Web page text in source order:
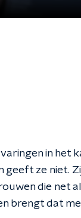
in het
ze niet.
die net
brengt dat